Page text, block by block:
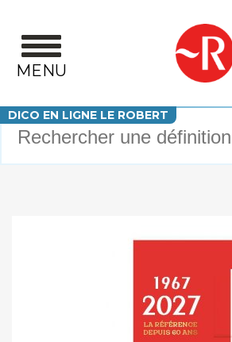
MENU
DICO EN LIGNE LE ROBERT
Votre recherche